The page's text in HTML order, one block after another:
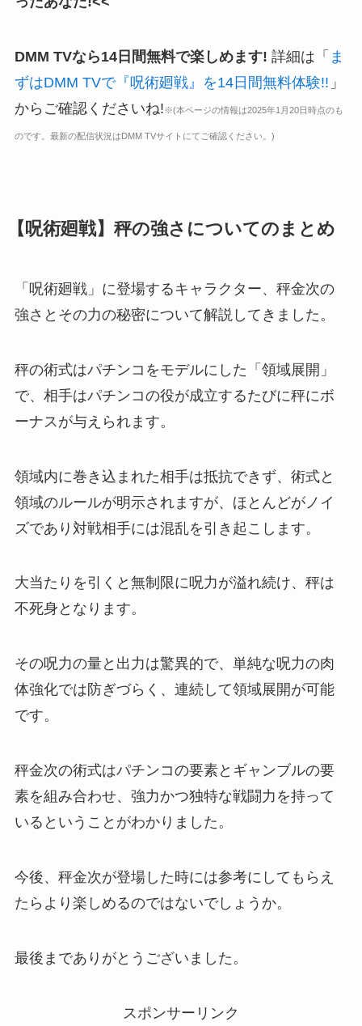
DMM TVなら14日間無料で楽しめます! 詳細は「 ま
ずはDMM TVで『呪術廻戦』を14日間無料体験!! 」
からご確認くださいね!※(本ページの情報は2025年1月20日時点のも
のです。最新の配信状況はDMM TVサイトにてご確認ください。)
【呪術廻戦】秤の強さについてのまとめ
「呪術廻戦」に登場するキャラクター、秤金次の
強さとその力の秘密について解説してきました。
秤の術式はパチンコをモデルにした「領域展開」
で、相手はパチンコの役が成立するたびに秤にボ
ーナスが与えられます。
領域内に巻き込まれた相手は抵抗できず、術式と
領域のルールが明示されますが、ほとんどがノイ
ズであり対戦相手には混乱を引き起こします。
大当たりを引くと無制限に呪力が溢れ続け、秤は
不死身となります。
その呪力の量と出力は驚異的で、単純な呪力の肉
体強化では防ぎづらく、連続して領域展開が可能
です。
秤金次の術式はパチンコの要素とギャンブルの要
素を組み合わせ、強力かつ独特な戦闘力を持って
いるということがわかりました。
今後、秤金次が登場した時には参考にしてもらえ
たらより楽しめるのではないでしょうか。
最後までありがとうございました。
スポンサーリンク